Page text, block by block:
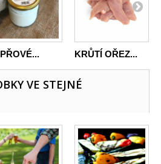
KRŮTÍ OŘEZ...
VE STEJNÉ